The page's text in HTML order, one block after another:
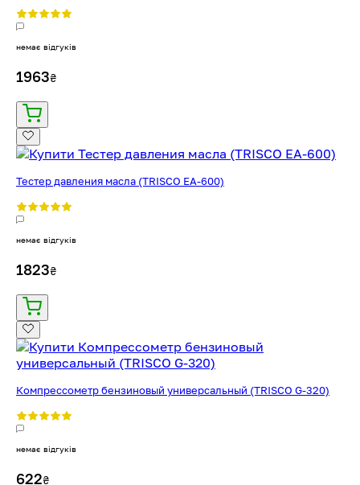
немає відгуків
1963₴
Тестер давления масла (TRISCO EA-600)
немає відгуків
1823₴
Компрессометр бензиновый универсальный (TRISCO G-320)
немає відгуків
622₴